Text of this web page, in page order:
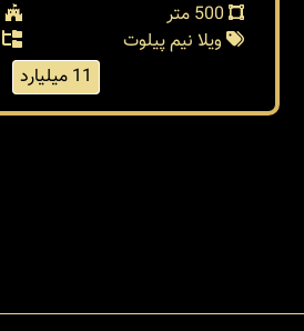
ویلا نیم پیلوت
11 میلیارد